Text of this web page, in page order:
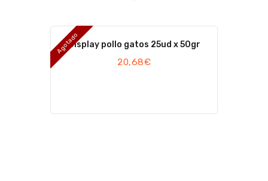
AgotadoDisplay pollo gatos 25ud x 50gr
20,68€